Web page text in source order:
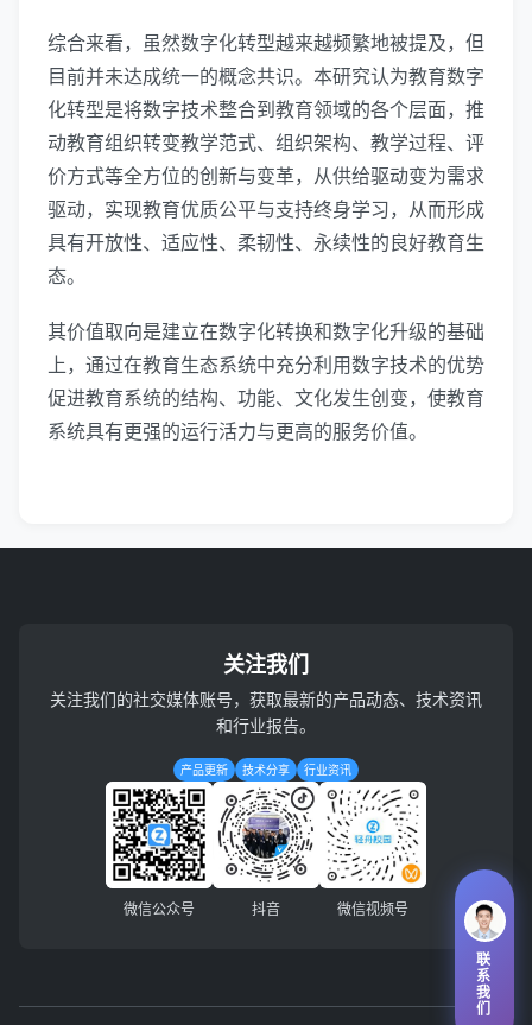
综合来看，虽然数字化转型越来越频繁地被提及，但
目前并未达成统一的概念共识。本研究认为教育数字
化转型是将数字技术整合到教育领域的各个层面，推
动教育组织转变教学范式、组织架构、教学过程、评
价方式等全方位的创新与变革，从供给驱动变为需求
驱动，实现教育优质公平与支持终身学习，从而形成
具有开放性、适应性、柔韧性、永续性的良好教育生
态。
其价值取向是建立在数字化转换和数字化升级的基础
上，通过在教育生态系统中充分利用数字技术的优势
促进教育系统的结构、功能、文化发生创变，使教育
系统具有更强的运行活力与更高的服务价值。
关注我们
关注我们的社交媒体账号，获取最新的产品动态、技术资讯
和行业报告。
产品更新 技术分享 行业资讯
微信公众号 抖音 微信视频号
联
系
我
们